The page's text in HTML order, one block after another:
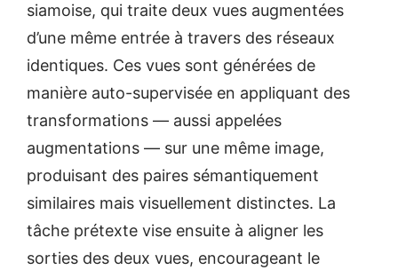
siamoise, qui traite deux vues augmentées
d’une même entrée à travers des réseaux
identiques. Ces vues sont générées de
manière auto-supervisée en appliquant des
transformations — aussi appelées
augmentations — sur une même image,
produisant des paires sémantiquement
similaires mais visuellement distinctes. La
tâche prétexte vise ensuite à aligner les
sorties des deux vues, encourageant le